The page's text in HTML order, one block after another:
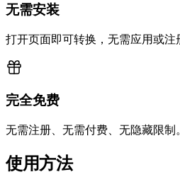
无需安装
打开页面即可转换，无需应用或注
完全免费
无需注册、无需付费、无隐藏限制
使用方法